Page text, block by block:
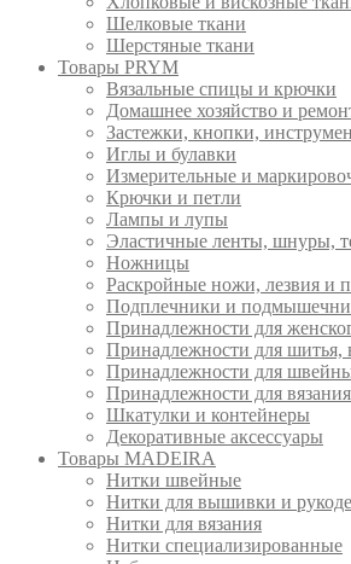
Шелковые ткани
Шерстяные ткани
Товары PRYM
Вязальные спицы и крючки
Домашнее хозяйство и
Застежки, кнопки,
Иглы и булавки
Измерительные и
Крючки и петли
Лампы и лупы
Эластичные ленты, шнуры,
Ножницы
Раскройные ножи, лезвия и
Подплечники и
Принадлежности для
Принадлежности для
Принадлежности для
Принадлежности для вязания
Шкатулки и контейнеры
Декоративные аксессуары
Товары MADEIRA
Нитки швейные
Нитки для вышивки и
Нитки для вязания
Нитки специализированные